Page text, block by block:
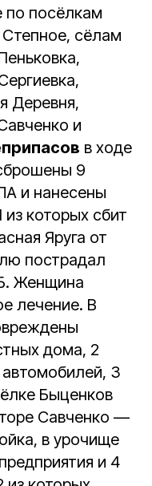
по посёлкам
Степное, сёлам
Деревня,
и
в ходе
9
и нанесены
из которых сбит
Яруга от
пострадал
Женщина
лечение. В
дома, 2
3
Быценков
Савченко —
в урочище
и 4